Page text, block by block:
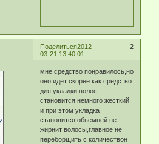
Поделиться 2
2012-
03-21 13:40:01
мне средство понравилось,но
оно идет скорее как средство
для укладки,волос
становится немного жесткий
и при этом укладка
становится обьемней.не
жирнит волосы,главное не
переборщить с количествон